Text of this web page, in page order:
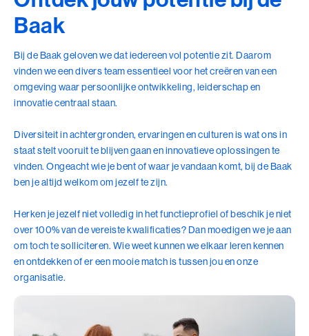
Baak
Bij de Baak geloven we dat iedereen vol potentie zit. Daarom
vinden we een divers team essentieel voor het creëren van een
omgeving waar persoonlijke ontwikkeling, leiderschap en
innovatie centraal staan.
Diversiteit in achtergronden, ervaringen en culturen is wat ons in
staat stelt vooruit te blijven gaan en innovatieve oplossingen te
vinden. Ongeacht wie je bent of waar je vandaan komt, bij de Baak
ben je altijd welkom om jezelf te zijn.
Herken je jezelf niet volledig in het functieprofiel of beschik je niet
over 100% van de vereiste kwalificaties? Dan moedigen we je aan
om toch te solliciteren. Wie weet kunnen we elkaar leren kennen
en ontdekken of er een mooie match is tussen jou en onze
organisatie.